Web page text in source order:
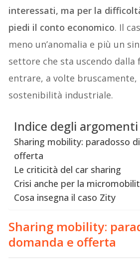
interessati, ma per la
piedi il conto economico. Il
meno un’anomalia e più un
settore che sta uscendo dalla
entrare, a volte bruscamente,
sostenibilità industriale.
Indice degli argomenti
Sharing mobility: paradosso
offerta
Le criticità del car sharing
Crisi anche per la
Cosa insegna il caso Zity
Sharing mobility:
domanda e offerta